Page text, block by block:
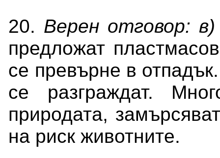
20. Верен отговор: в)
предложат
се превърне в
се разграждат.
природата,
на риск животните.